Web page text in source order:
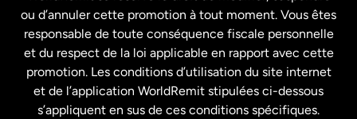
Malaisie
Nouvelle-Zélande
ou d’annuler cette promotion à tout moment. Vous êtes
responsable de toute conséquence fiscale personnelle
et du respect de la loi applicable en rapport avec cette
promotion. Les conditions d’utilisation du site internet
et de l’application WorldRemit stipulées ci-dessous
s’appliquent en sus de ces conditions spécifiques.